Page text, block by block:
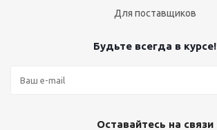
Для поставщиков
Будьте всегда в курсе!
Оставайтесь на связи